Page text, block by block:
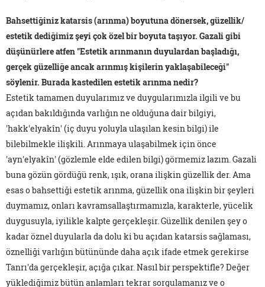
Bahsettiğiniz katarsis (arınma) boyutuna dönersek, güzellik/
estetik dediğimiz şeyi çok özel bir boyuta taşıyor. Gazali gibi
düşünürlere atfen "Estetik arınmanın duyulardan başladığı,
gerçek güzelliğe ancak arınmış kişilerin yaklaşabileceği"
söylenir. Burada kastedilen estetik arınma nedir?
Estetik tamamen duyularımız ve duygularımızla ilgili ve bu
açıdan bakıldığında varlığın ne olduğuna dair bilgiyi,
'hakk'elyakîn' (iç duyu yoluyla ulaşılan kesin bilgi) ile
bilebilmekle ilişkili. Arınmaya ulaşabilmek için önce
'ayn'elyakîn' (gözlemle elde edilen bilgi) görmemiz lazım. Gazali
buna gözün gördüğü renk, ışık, orana ilişkin güzellik der. Ama
esas o bahsettiği estetik arınma, güzellik ona ilişkin bir şeyleri
duymamız, onları kavramsallaştırmamızla, karakterle, yücelik
duygusuyla, iyilikle kalpte gerçekleşir. Güzellik denilen şey o
kadar öznel duyularla da dolu ki bu açıdan katarsis sağlaması,
öznelliği varlığın bütününde daha açık ifade etmek gerekirse
Tanrı'da gerçekleşir, açığa çıkar. Nasıl bir perspektifle? Değer
yüklediğimiz bütün anlamları tekrar sorgulamanız ve o